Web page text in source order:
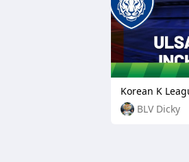
BLV Dicky